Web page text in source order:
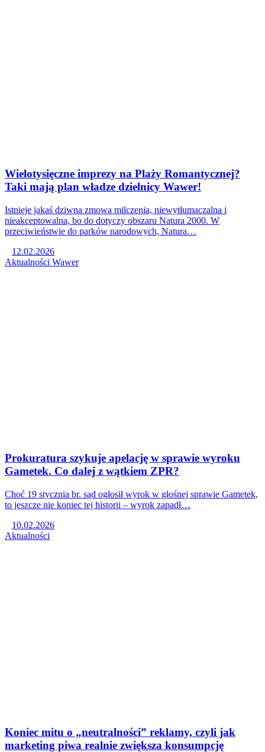
Wielotysięczne imprezy na Plaży Romantycznej?
Taki mają plan władze dzielnicy Wawer!
Istnieje jakaś dziwna zmowa milczenia, niewytłumaczalna i
nieakceptowalna, bo do dotyczy obszaru Natura 2000. W
przeciwieństwie do parków narodowych, Natura…
12.02.2026
Aktualności Wawer
Prokuratura szykuje apelację w sprawie wyroku
Gametek. Co dalej z wątkiem ZPR?
Choć 19 stycznia br. sąd ogłosił wyrok w głośnej sprawie Gametek,
to jeszcze nie koniec tej historii – wyrok zapadł…
10.02.2026
Aktualności
Koniec mitu o „neutralności” reklamy, czyli jak
marketing piwa realnie zwiększa konsumpcję